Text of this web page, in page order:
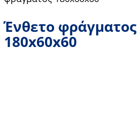
Ένθετο φράγματος
180x60x60